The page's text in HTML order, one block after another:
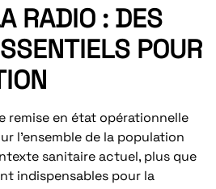
RADIO : DES
POUR
remise en état opérationnelle
l’ensemble de la population
sanitaire actuel, plus que
indispensables pour la